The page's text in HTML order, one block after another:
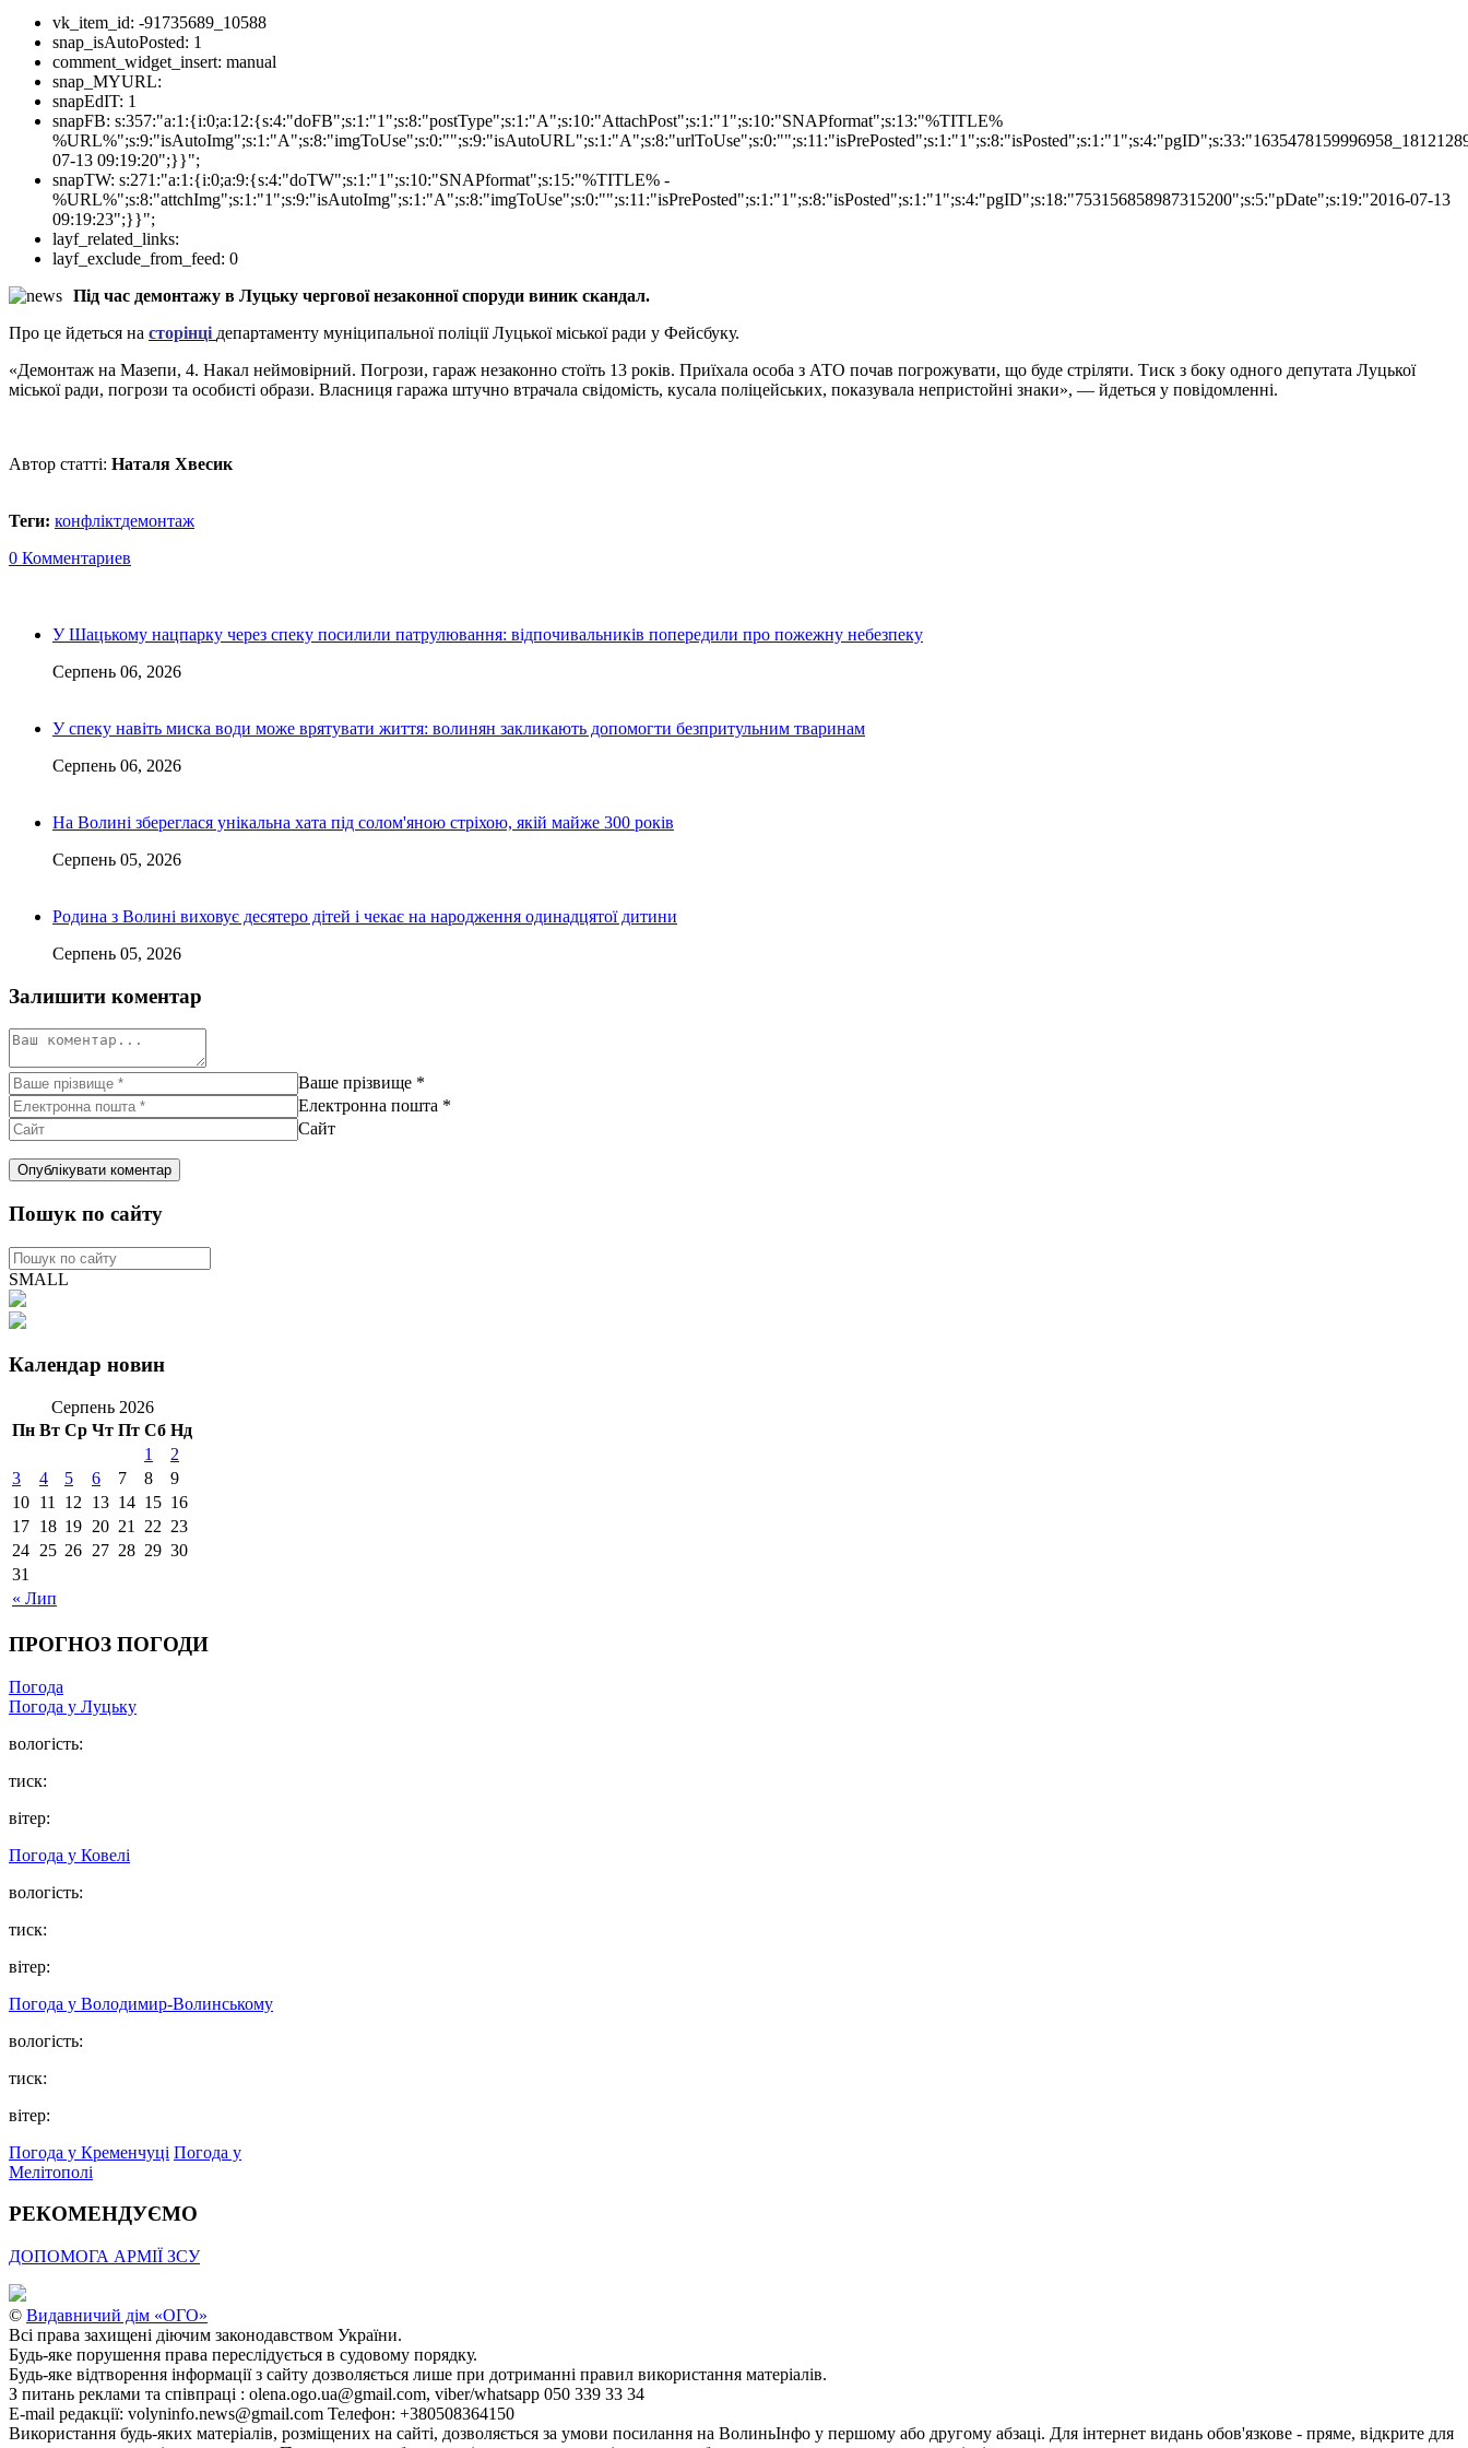
vk_item_id: -91735689_10588
snap_isAutoPosted: 1
comment_widget_insert: manual
snap_MYURL:
snapEdIT: 1
snapFB: s:357:"a:1:{i:0;a:12:{s:4:"doFB";s:1:"1";s:8:"postType";s:1:"A";s:10:"AttachPost";s:1:"1";s:10:"SNAPformat";s:13:"%TITLE%
07-13 09:19:20";}}";
snapTW: s:271:"a:1:{i:0;a:9:{s:4:"doTW";s:1:"1";s:10:"SNAPformat";s:15:"%TITLE% -
%URL%";s:8:"attchImg";s:1:"1";s:9:"isAutoImg";s:1:"A";s:8:"imgToUse";s:0:"";s:11:"isPrePosted";s:1:"1";s:8:"isPosted";s:1:"1";s:4:"pgID";s:18:"753156858987315200";s:5:"pDate";s:19:"2016-07-13
09:19:23";}}";
layf_related_links:
layf_exclude_from_feed: 0
Під час демонтажу в Луцьку чергової незаконної споруди виник скандал.
Про це йдеться на сторінці департаменту муніципальної поліції Луцької міської ради у Фейсбуку.
«Демонтаж на Мазепи, 4. Накал неймовірний. Погрози, гараж незаконно стоїть 13 років. Приїхала особа з АТО почав погрожувати, що буде стріляти. Тиск з боку одного депутата Луцької
міської ради, погрози та особисті образи. Власниця гаража штучно втрачала свідомість, кусала поліцейських, показувала непристойні знаки», — йдеться у повідомленні.
Автор статті: Наталя Хвесик
Теги: конфліктдемонтаж
0 Комментариев
У Шацькому нацпарку через спеку посилили патрулювання: відпочивальників попередили про пожежну небезпеку
Серпень 06, 2026
У спеку навіть миска води може врятувати життя: волинян закликають допомогти безпритульним тваринам
Серпень 06, 2026
На Волині збереглася унікальна хата під солом'яною стріхою, якій майже 300 років
Серпень 05, 2026
Родина з Волині виховує десятеро дітей і чекає на народження одинадцятої дитини
Серпень 05, 2026
Залишити коментар
Ваше прізвище *
Електронна пошта *
Сайт
Пошук по сайту
SMALL
Календар новин
Серпень 2026
Пн Вт Ср Чт Пт Сб Нд
« Лип
1
2
3
4 5 6 7 8
9
10 11 12 13 14 15 16
17 18 19 20 21 22 23
24 25 26 27 28 29 30
31
ПРОГНОЗ ПОГОДИ
Погода
Погода у Луцьку
вологість:
тиск:
вітер:
Погода у Ковелі
вологість:
тиск:
вітер:
Погода у Володимир-Волинському
вологість:
тиск:
вітер:
Погода у Кременчуці Погода у
Мелітополі
РЕКОМЕНДУЄМО
ДОПОМОГА АРМІЇ ЗСУ
© Видавничий дім «ОГО»
Всі права захищені діючим законодавством України.
Будь-яке порушення права переслідується в судовому порядку.
Будь-яке відтворення інформації з сайту дозволяється лише при дотриманні правил використання матеріалів.
З питань реклами та співпраці : olena.ogo.ua@gmail.com, viber/whatsapp 050 339 33 34
E-mail редакції: volyninfo.news@gmail.com Телефон: +380508364150
Використання будь-яких матеріалів, розміщених на сайті, дозволяється за умови посилання на ВолиньІнфо у першому або другому абзаці. Для інтернет видань обов'язкове - пряме, відкрите для